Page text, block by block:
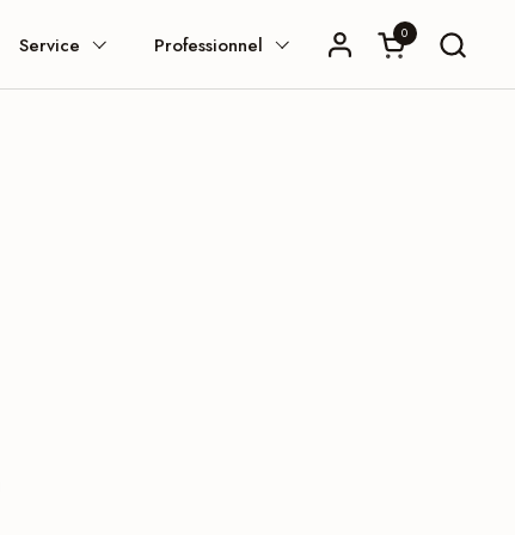
Ouvrir le panier
0
Service Professionnel